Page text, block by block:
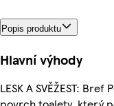
Popis produktu
Hlavní výhody
LESK A SVĚŽEST: